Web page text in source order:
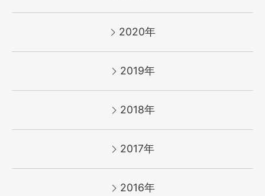
2020年
2019年
2018年
2017年
2016年